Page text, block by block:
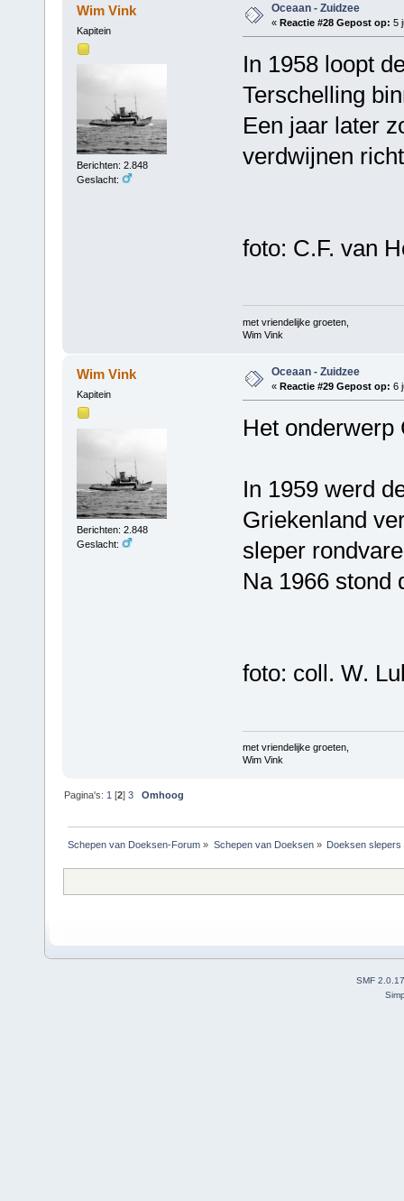
Wim Vink
Kapitein
Berichten: 2.848
Geslacht:
Oceaan - Zuidzee
« Reactie #28 Gepost op: 5
In 1958 loopt
Terschelling
Een jaar later
verdwijnen
foto: C.F. van
met vriendelijke groeten,
Wim Vink
Wim Vink
Kapitein
Berichten: 2.848
Geslacht:
Oceaan - Zuidzee
« Reactie #29 Gepost op: 6
Het onderwerp
In 1959 werd
Griekenland
sleper
Na 1966 stond
foto: coll. W.
met vriendelijke groeten,
Wim Vink
Pagina's: 1 [2]3 Omhoog
Schepen van Doeksen-Forum » Schepen van Doeksen» Doeksen slepers
SMF 2.0.17